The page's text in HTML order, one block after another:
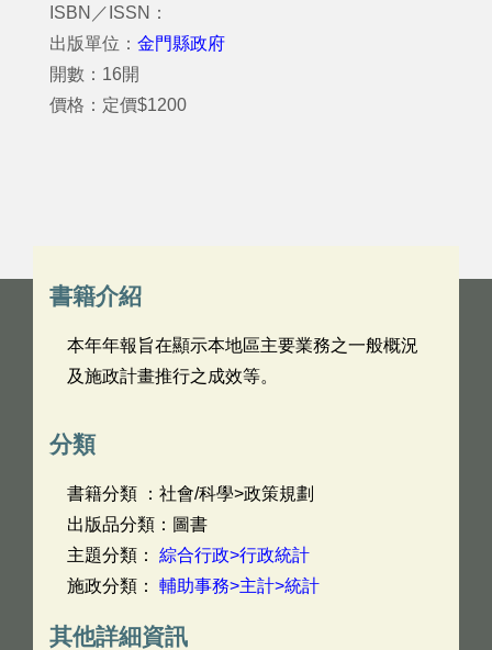
ISBN／ISSN：
出版單位： 金門縣政府
開數：16開
價格：定價$1200
書籍介紹
本年年報旨在顯示本地區主要業務之一般概況
及施政計畫推行之成效等。
分類
書籍分類 ：社會/科學>政策規劃
出版品分類：圖書
主題分類： 綜合行政>行政統計
施政分類： 輔助事務>主計>統計
其他詳細資訊